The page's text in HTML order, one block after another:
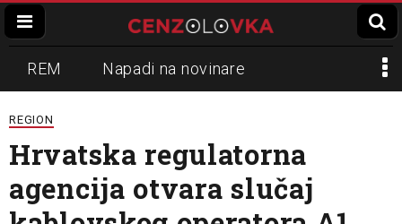
REM Napadi na novinare
Zvučni top
Propaganda Lokalni mediji
Informer Slavko Ćuruvija
REGION
Hrvatska regulatorna
agencija otvara slučaj